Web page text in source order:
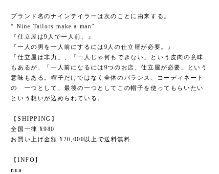
ブランド名のナインテイラーは次のことに由来する。
“ Nine Tailors make a man”
『仕立屋は9人で一人前。』
『一人の男を一人前にするには9人の仕立屋が必要。』
「仕立屋は非力」、「一人じゃ何もできない」という皮肉の意味
もあるが、「一人前になるには9つのお店、仕立屋が必要」という
意味もある。帽子だけではなく全体のバランス、コーディネート
の 一つとして、最後の一つとしてこの帽子を使ってもらいたい
という想いが込められている。
【SHIPPING】
全国一律 ¥980
お買い上げ金額 ¥20,000以上で送料無料
【INFO】
nua